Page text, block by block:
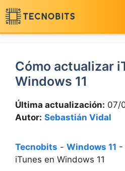
Saltar
al
contenido
Cómo actualizar
Windows 11
Última actualización: 07/
Autor: Sebastián Vidal
Tecnobits - Windows 11 -
iTunes en Windows 11